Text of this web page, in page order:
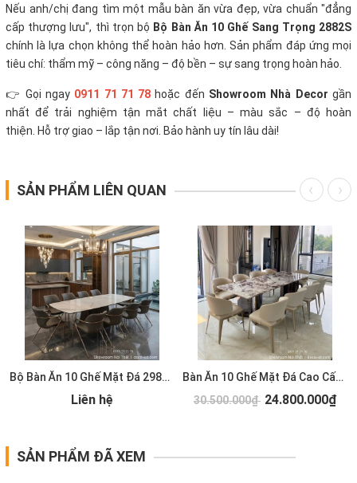
Nếu anh/chị đang tìm một mẫu bàn ăn vừa đẹp, vừa chuẩn "đẳng
cấp thượng lưu", thì trọn bộ Bộ Bàn Ăn 10 Ghế Sang Trọng 2882S
chính là lựa chọn không thể hoàn hảo hơn. Sản phẩm đáp ứng mọi
tiêu chí: thẩm mỹ – công năng – độ bền – sự sang trọng hoàn hảo.
👉 Gọi ngay 0911 71 71 78 hoặc đến Showroom Nhà Decor gần
nhất để trải nghiệm tận mắt chất liệu – màu sắc – độ hoàn
thiện. Hỗ trợ giao – lắp tận nơi. Bảo hành uy tín lâu dài!
SẢN PHẨM LIÊN QUAN
Bộ Bàn Ăn 10 Ghế Mặt Đá 2981S
Liên hệ
Bàn Ăn 10 Ghế Mặt Đá Cao Cấp 2931S
30.500.000₫ 24.800.000₫
SẢN PHẨM ĐÃ XEM